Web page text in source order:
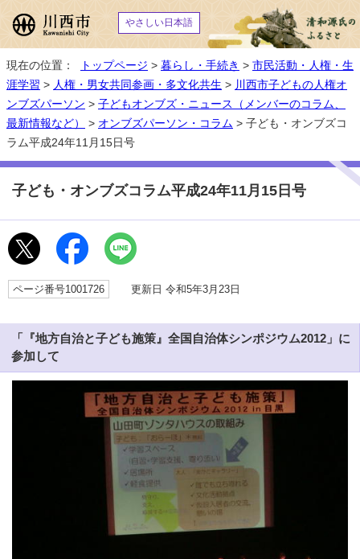
やさしい日本語
現在の位置： トップページ > 暮らし・手続き > 市民活動・人権・生
涯学習 > 人権・男女共同参画・多文化共生 > 川西市子どもの人権オ
ンブズパーソン > 子どもオンブズ・ニュース（メンバーのコラム、
最新情報など）
> オンブズパーソン・コラム > 子ども・オンブズコ
ラム平成24年11月15日号
子ども・オンブズコラム平成24年11月15日号
ページ番号1001726 更新日 令和5年3月23日
「『地方自治と子ども施策』全国自治体シンポジウム2012」に
参加して